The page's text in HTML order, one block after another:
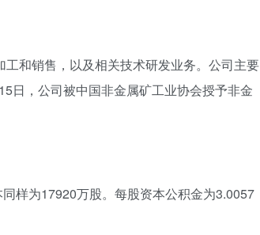
和销售，以及相关技术研发业务。公司主要
日，公司被中国非金属矿工业协会授予非金
样为17920万股。每股资本公积金为3.0057